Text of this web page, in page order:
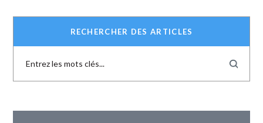
RECHERCHER DES ARTICLES